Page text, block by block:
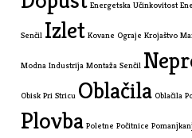
Energetska Učinkovitost
Senčil Izlet Kovane Ograje Krojaštvo
Modna Industrija Montaža Senčil
Obisk Pri Stricu Oblačila Oblačila
Plovba Poletne Počitnice